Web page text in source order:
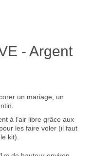
- Argent
un mariage , un
à l’air libre grâce aux
les faire voler (il faut
kit).